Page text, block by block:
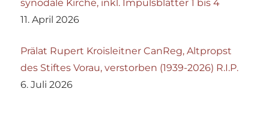
synodale Kirche, inkl. Impulsblätter 1 bis 4
11. April 2026
Prälat Rupert Kroisleitner CanReg, Altpropst
des Stiftes Vorau, verstorben (1939-2026) R.I.P.
6. Juli 2026